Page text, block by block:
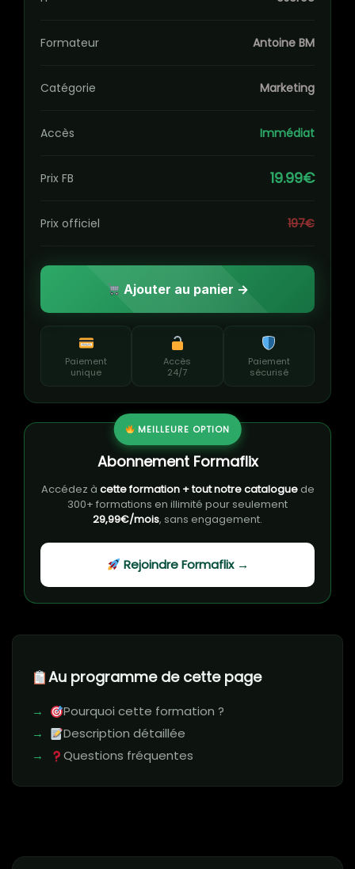
Au programme de cette page
Pourquoi cette formation ?
Description détaillée
Questions fréquentes
Formateur Antoine BM
Catégorie Marketing
Accès Immédiat
Prix FB 19.99€
Prix officiel 197€
Ajouter au panier →
Paiement
unique
Accès
24/7
Paiement
sécurisé
MEILLEURE OPTION
Abonnement Formaflix
Accédez à cette formation + tout notre cataloguede
300+ formations en illimité pour seulement
29,99€/mois, sans engagement.
Rejoindre Formaflix →